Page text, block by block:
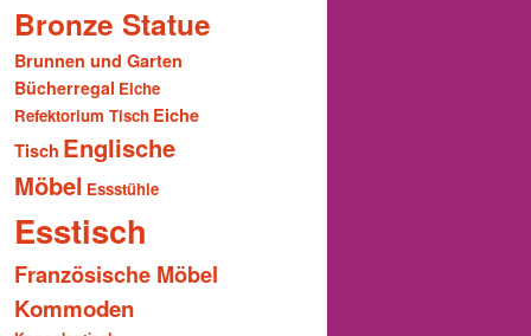
Bronze Statue
Brunnen und Garten
Bücherregal Eiche
Refektorium Tisch Eiche
Tisch Englische
Möbel Essstühle
Esstisch
Französische Möbel
Kommoden